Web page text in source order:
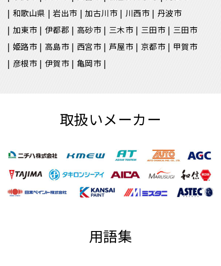
和歌山県
岩出市 加古川市 川西市
丹波市
加東市
伊都郡 高砂市 三木市 三田市
三田市
姫路市
高島市 西宮市 芦屋市 京都市
甲賀市
彦根市
伊賀市 亀岡市
取扱いメーカー
用語集